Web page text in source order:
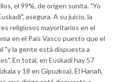
el 99%, de origen sunita. "Yo
asegura. A su juicio, la
religiosos mayoritarios en el
en el País Vasco puesto que el
"y la gente está dispuesta a
En total, en Euskadi hay 57
y 18 en Gipuzkoa). El Hanafi,